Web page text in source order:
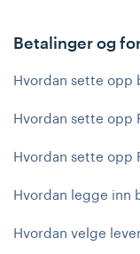
Betalinger og
Hvordan sette opp
Hvordan sette opp
Hvordan sette opp
Hvordan legge inn
Hvordan velge